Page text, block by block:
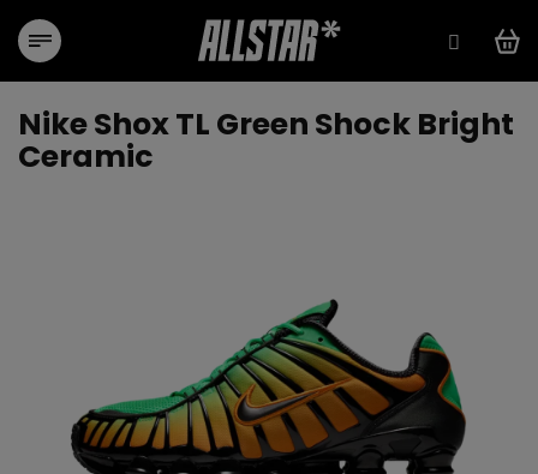
obsah
Nike Shox TL Green Shock Bright
Ceramic